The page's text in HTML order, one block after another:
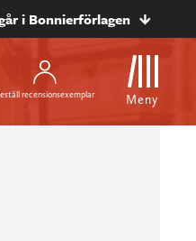
i Bonnierförlagen
recensionsexemplar Meny